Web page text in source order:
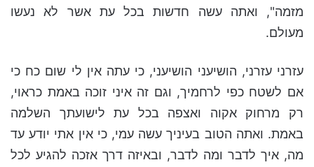
מזמה", ואתה עשה חדשות בכל עת אשר לא נעשו
מעולם.
עזרני עזרני, הושיעני הושיעני, כי עתה אין לי שום כח כי
אם לשטח כפי לרחמיך, וגם זה איני זוכה באמת כראוי,
רק מרחוק אקוה ואצפה בכל עת לישועתך השלמה
באמת. ואתה הטוב בעיניך עשה עמי, כי אין אתי יודע עד
מה, איך לדבר ומה לדבר, ובאיזה דרך אזכה להגיע לכל